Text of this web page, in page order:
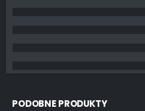
PODOBNE PRODUKTY